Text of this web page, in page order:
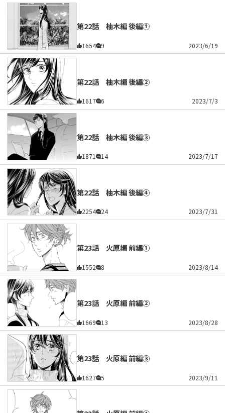
第22話 柚木編 後編①
1654 9 2023/6/19
第22話 柚木編 後編②
1617 6 2023/7/3
第22話 柚木編 後編③
1871 14 2023/7/17
第22話 柚木編 後編④
2254 24 2023/7/31
第23話 火原編 前編①
1552 8 2023/8/14
第23話 火原編 前編②
1669 13 2023/8/28
第23話 火原編 前編③
1627 5 2023/9/11